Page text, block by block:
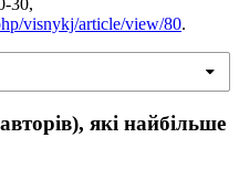
30,
visnykj/article/view/80.
які найбільше